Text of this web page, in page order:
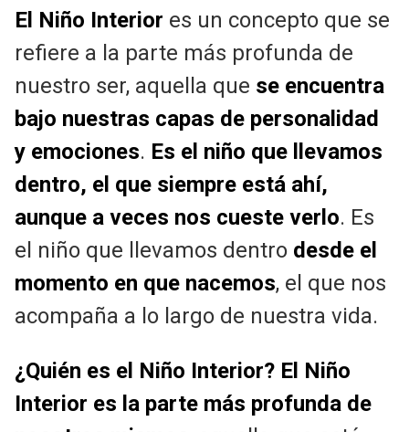
El Niño Interior es un concepto que se
refiere a la parte más profunda de
nuestro ser, aquella que se encuentra
bajo nuestras capas de personalidad
y emociones. Es el niño que llevamos
dentro, el que siempre está ahí,
aunque a veces nos cueste verlo. Es
el niño que llevamos dentro desde el
momento en que nacemos, el que nos
acompaña a lo largo de nuestra vida.
¿Quién es el Niño Interior? El Niño
Interior es la parte más profunda de